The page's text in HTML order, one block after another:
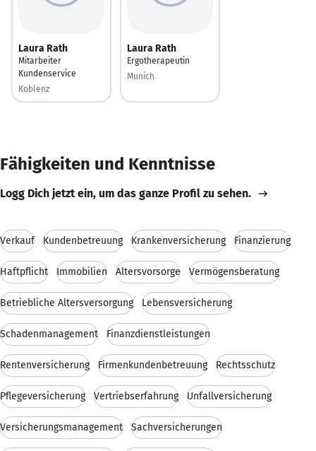
Laura Rath
Mitarbeiter
Kundenservice
Koblenz
Laura Rath
Ergotherapeutin
Munich
Fähigkeiten und Kenntnisse
Logg Dich jetzt ein, um das ganze Profil zu sehen.
Verkauf Kundenbetreuung Krankenversicherung Finanzierung
Haftpflicht Immobilien Altersvorsorge Vermögensberatung
Betriebliche Altersversorgung Lebensversicherung
Schadenmanagement Finanzdienstleistungen
Rentenversicherung Firmenkundenbetreuung Rechtsschutz
Pflegeversicherung Vertriebserfahrung Unfallversicherung
Versicherungsmanagement Sachversicherungen